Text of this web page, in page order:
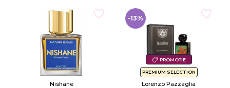
Nishane
PROMOȚIE
PREMIUM SELECTION
-13%
Lorenzo Pazzaglia